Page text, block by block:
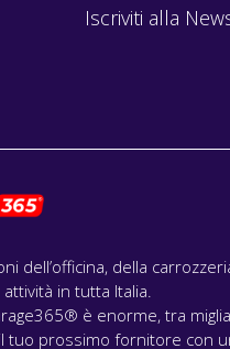
Iscriviti alla
dell’officina, della
in tutta Italia.
è enorme, tra
tuo prossimo fornitore con